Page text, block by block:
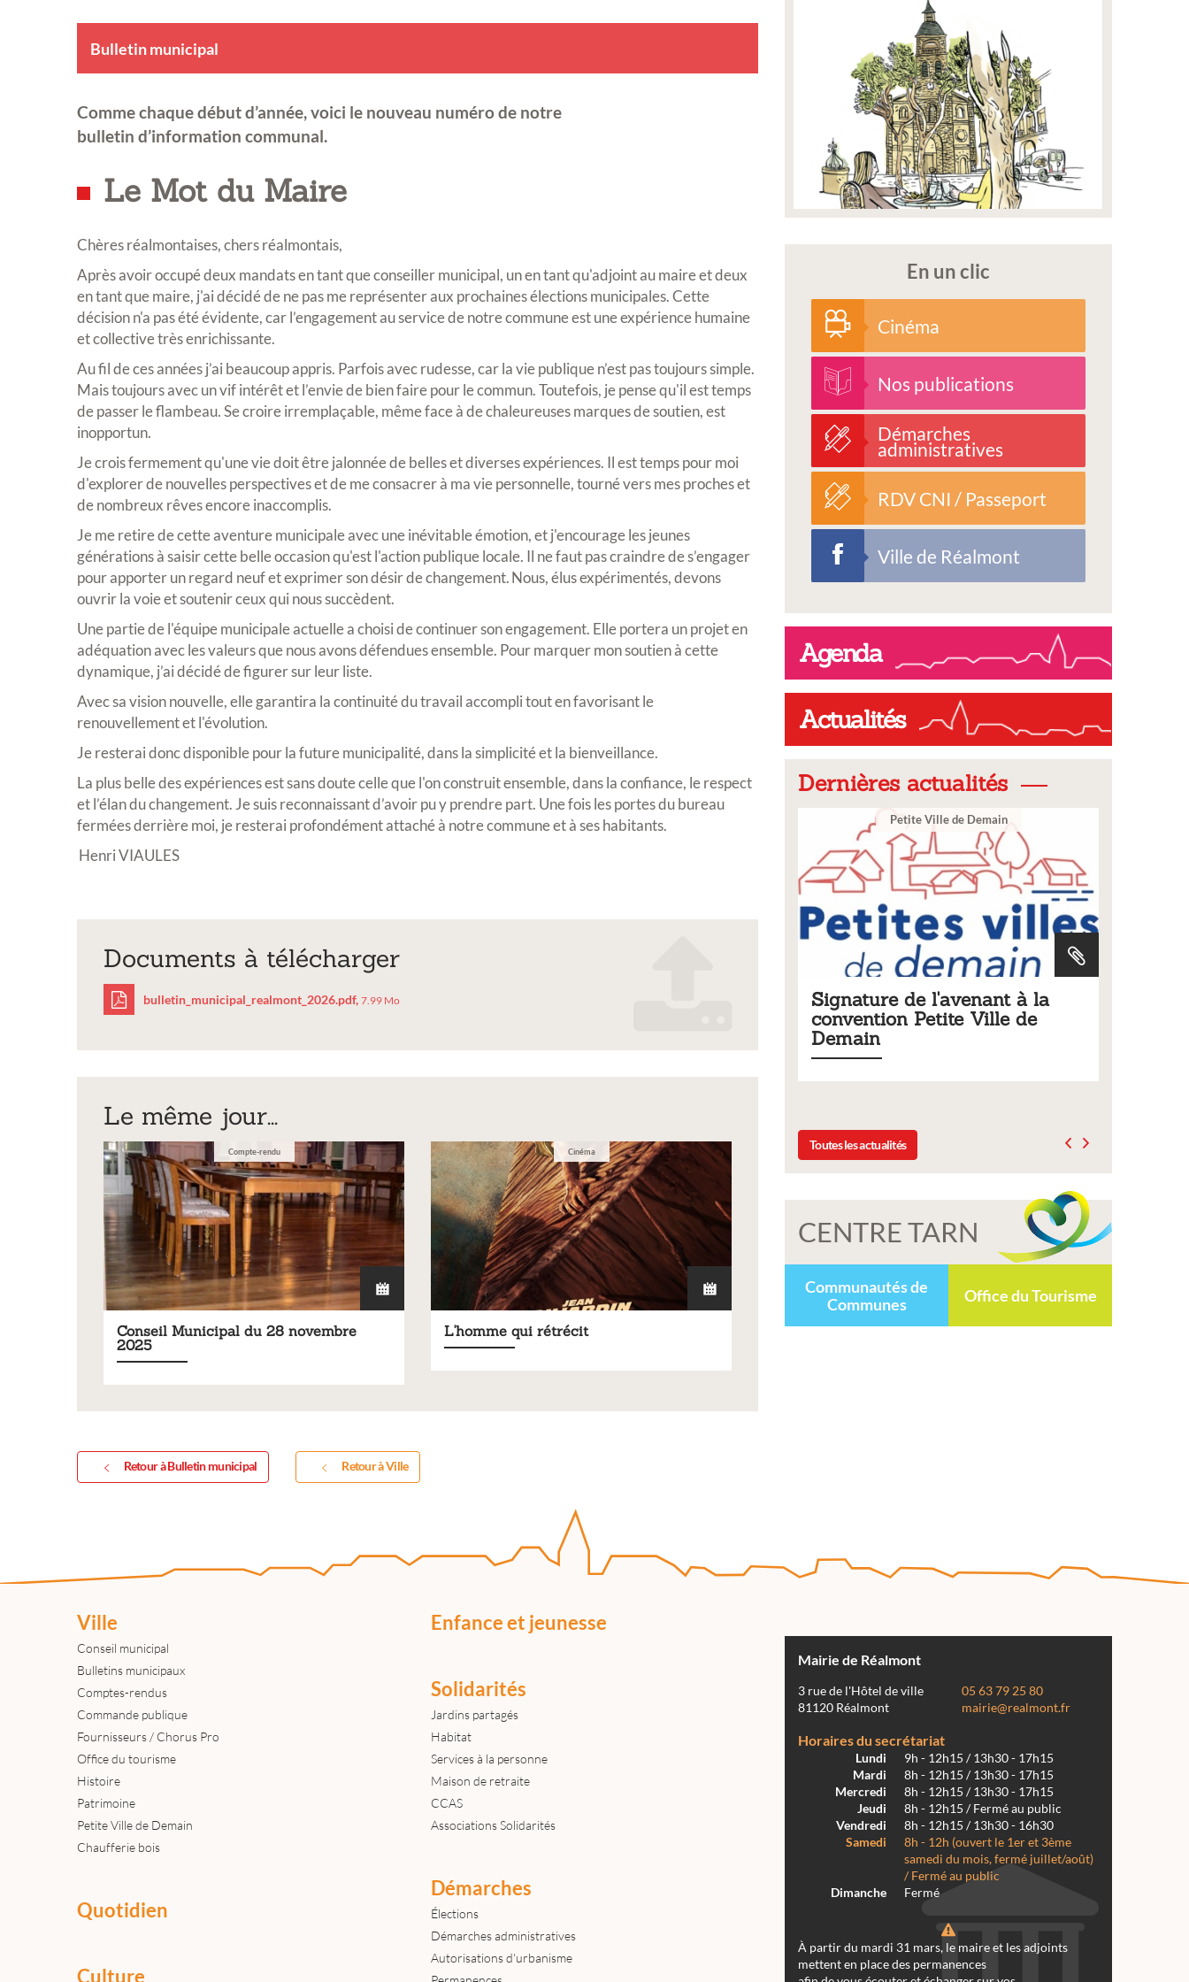
Bulletin municipal
Comme chaque début d’année, voici le nouveau numéro de notre
bulletin d’information communal.
Le Mot du Maire
Chères réalmontaises, chers réalmontais,
Après avoir occupé deux mandats en tant que conseiller municipal, un en tant qu'adjoint au maire et deux
en tant que maire, j'ai décidé de ne pas me représenter aux prochaines élections municipales. Cette
décision n'a pas été évidente, car l’engagement au service de notre commune est une expérience humaine
et collective très enrichissante.
Au fil de ces années j’ai beaucoup appris. Parfois avec rudesse, car la vie publique n’est pas toujours simple.
Mais toujours avec un vif intérêt et l’envie de bien faire pour le commun. Toutefois, je pense qu'il est temps
de passer le flambeau. Se croire irremplaçable, même face à de chaleureuses marques de soutien, est
inopportun.
Je crois fermement qu'une vie doit être jalonnée de belles et diverses expériences. Il est temps pour moi
d'explorer de nouvelles perspectives et de me consacrer à ma vie personnelle, tourné vers mes proches et
de nombreux rêves encore inaccomplis.
Je me retire de cette aventure municipale avec une inévitable émotion, et j'encourage les jeunes
générations à saisir cette belle occasion qu'est l'action publique locale. Il ne faut pas craindre de s’engager
pour apporter un regard neuf et exprimer son désir de changement. Nous, élus expérimentés, devons
ouvrir la voie et soutenir ceux qui nous succèdent.
Une partie de l'équipe municipale actuelle a choisi de continuer son engagement. Elle portera un projet en
adéquation avec les valeurs que nous avons défendues ensemble. Pour marquer mon soutien à cette
dynamique, j’ai décidé de figurer sur leur liste.
Avec sa vision nouvelle, elle garantira la continuité du travail accompli tout en favorisant le
renouvellement et l'évolution.
Je resterai donc disponible pour la future municipalité, dans la simplicité et la bienveillance.
La plus belle des expériences est sans doute celle que l'on construit ensemble, dans la confiance, le respect
et l’élan du changement. Je suis reconnaissant d’avoir pu y prendre part. Une fois les portes du bureau
fermées derrière moi, je resterai profondément attaché à notre commune et à ses habitants.
Henri VIAULES
Documents à télécharger
bulletin_municipal_realmont_2026.pdf
bulletin_municipal_realmont_2026.pdf, 7.99 Mo
Le même jour...
Compte-rendu
Conseil Municipal du 28 novembre
2025
Cinéma
L'homme qui rétrécit
Retour à Bulletin municipal Retour à Ville
En un clic
Cinéma
Nos publications
Démarches
administratives
RDV CNI / Passeport
Ville de Réalmont
Agenda
Actualités
Dernières actualités
Exposition
Inscription Réal'Art 2026 -
Vous souhaitez exposer vos oeuvres lors de notre
Signature de l'avenant à la
convention Petite Ville de
Tarifs 2026 des services
municipaux
Toutes les actualités
CENTRE TARN
Communautés de
Communes
Office du Tourisme
Ville
Conseil municipal
Bulletins municipaux
Comptes-rendus
Commande publique
Fournisseurs / Chorus Pro
Office du tourisme
Histoire
Patrimoine
Petite Ville de Demain
Chaufferie bois
Quotidien
Culture
Enfance et jeunesse
Solidarités
Jardins partagés
Habitat
Services à la personne
Maison de retraite
CCAS
Associations Solidarités
Démarches
Élections
Démarches administratives
Autorisations d'urbanisme
Mairie de Réalmont
3 rue de l'Hôtel de ville
81120 Réalmont
05 63 79 25 80
mairie@realmont.fr
Horaires du secrétariat
Lundi
9h - 12h15 / 13h30 - 17h15
Mardi
8h - 12h15 / 13h30 - 17h15
Mercredi
8h - 12h15 / 13h30 - 17h15
Jeudi
8h - 12h15 / Fermé au public
Vendredi
8h - 12h15 / 13h30 - 16h30
Samedi
8h - 12h (ouvert le 1er et 3ème
samedi du mois, fermé juillet/août)
/ Fermé au public
Dimanche
Fermé
À partir du mardi 31 mars, le maire et les adjoints
mettent en place des permanences